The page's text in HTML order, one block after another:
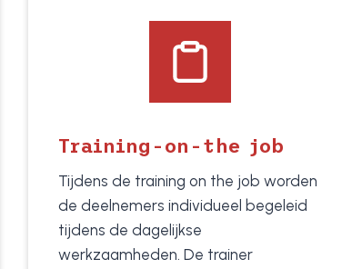
Training-on-the job
Tijdens de training on the job worden
de deelnemers individueel begeleid
tijdens de dagelijkse
werkzaamheden. De trainer